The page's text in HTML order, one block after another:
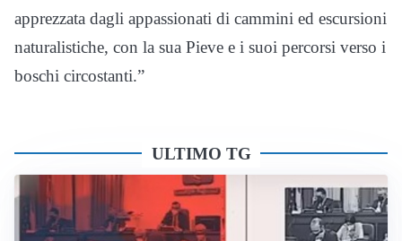
apprezzata dagli appassionati di cammini ed escursioni
naturalistiche, con la sua Pieve e i suoi percorsi verso i
boschi circostanti.”
ULTIMO TG